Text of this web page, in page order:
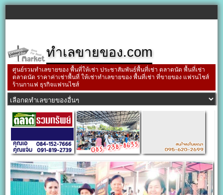
ทำเลขายของ.com
ศูนย์รวมทำเลขายของ พื้นที่ให้เช่า ประชาสัมพันธ์พื้นที่เช่า ตลาดนัด พื้นที่เช่า
ตลาดนัด ราคาค่าเช่าพื้นที่ ให้เช่าทำเลขายของ พื้นที่เช่า ที่ขายของ แฟรนไชส์
ร้านกาแฟ ธุรกิจแฟรนไชส์